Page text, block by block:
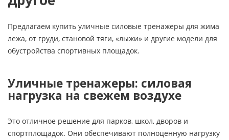
Предлагаем купить уличные силовые тренажеры для жима
лежа, от груди, становой тяги, «лыжи» и другие модели для
обустройства спортивных площадок.
Уличные тренажеры: силовая
нагрузка на свежем воздухе
Это отличное решение для парков, школ, дворов и
спортплощадок. Они обеспечивают полноценную нагрузку